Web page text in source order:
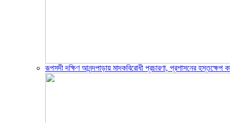
রূপসদী দক্ষিণ আনন্দপাড়ায় মাদকবিরোধী প্রচারণা, প্রশাসনের হস্তক্ষেপ